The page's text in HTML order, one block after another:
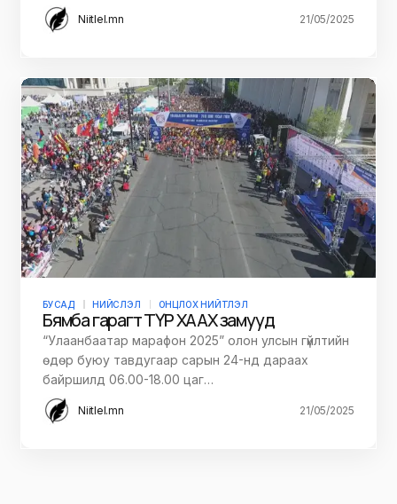
Niitlel.mn 21/05/2025
БУСАД НИЙСЛЭЛ ОНЦЛОХ НИЙТЛЭЛ
Бямба гарагт ТҮР ХААХ замууд
“Улаанбаатар марафон 2025” олон улсын гүйлтийн
өдөр буюу тавдугаар сарын 24-нд дараах
байршилд 06.00-18.00 цаг…
Niitlel.mn 21/05/2025